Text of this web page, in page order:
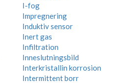
I-fog
Impregnering
Induktiv sensor
Inert gas
Infiltration
Inneslutningsbild
Interkristallin korrosion
Intermittent borr